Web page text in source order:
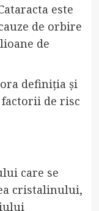
este
de orbire
de
definiția și
factorii de risc
care se
cristalinului,